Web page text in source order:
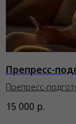
Препресс-
Препресс-
15 000 р.